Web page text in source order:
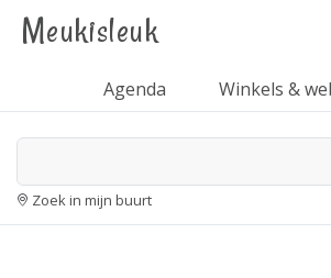
Meukisleuk
Agenda Winkels &
Zoek in mijn buurt